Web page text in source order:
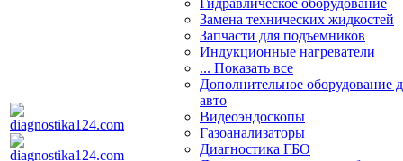
Гидравлическое оборудование
Замена технических жидкостей
Запчасти для подъемников
Индукционные нагреватели
... Показать все
Дополнительное оборудование
авто
Видеоэндоскопы
Газоанализаторы
Диагностика ГБО